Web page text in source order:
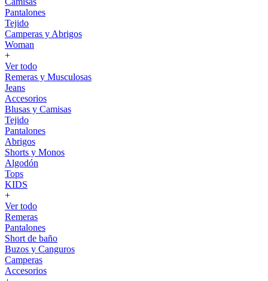
Pantalones
Tejido
Camperas y Abrigos
Woman
+
Ver todo
Remeras y Musculosas
Jeans
Accesorios
Blusas y Camisas
Tejido
Pantalones
Abrigos
Shorts y Monos
Algodón
Tops
KIDS
+
Ver todo
Remeras
Pantalones
Short de baño
Buzos y Canguros
Camperas
Accesorios